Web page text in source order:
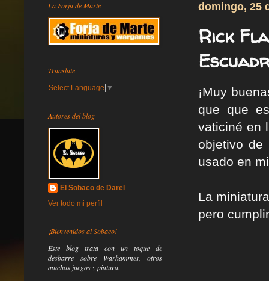
domingo, 25
Rick
¡Muy
que que
vaticiné en
objetivo de
usado en
La
pero
La Forja de Marte
Translate
Select Language ▼
Autores del blog
El Sobaco de Darel
Ver todo mi perfil
¡Bienvenidos al Sobaco!
Este blog trata con un toque de
desbarre sobre Warhammer, otros
muchos juegos y pintura.